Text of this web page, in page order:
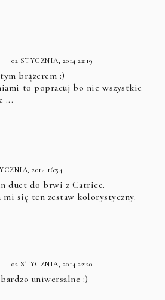
02 STYCZNIA, 2014 22:19
brązerem :)
to popracuj bo nie wszystkie
...
2014 16:54
duet do brwi z Catrice.
mi się ten zestaw kolorystyczny.
02 STYCZNIA, 2014 22:20
uniwersalne :)